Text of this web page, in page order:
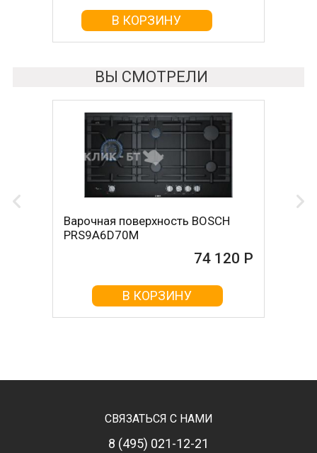
В КОРЗИНУ
В КОРЗИНУ
ВЫ СМОТРЕЛИ
Варочная поверхность BOSCH
PRS9A6D70M
74 120 Р
В КОРЗИНУ
СВЯЗАТЬСЯ С НАМИ
8 (495) 021-12-21